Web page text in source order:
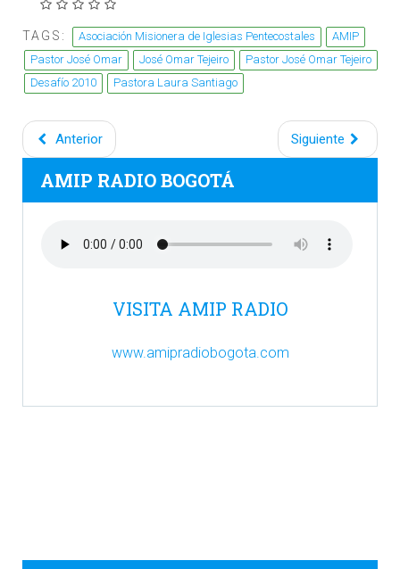
TAGS: Asociación Misionera de Iglesias Pentecostales
AMIP
Pastor José Omar
José Omar Tejeiro
Pastor José Omar Tejeiro
Desafío 2010
Pastora Laura Santiago
Anterior Siguiente
AMIP RADIO BOGOTÁ
VISITA AMIP RADIO
www.amipradiobogota.com